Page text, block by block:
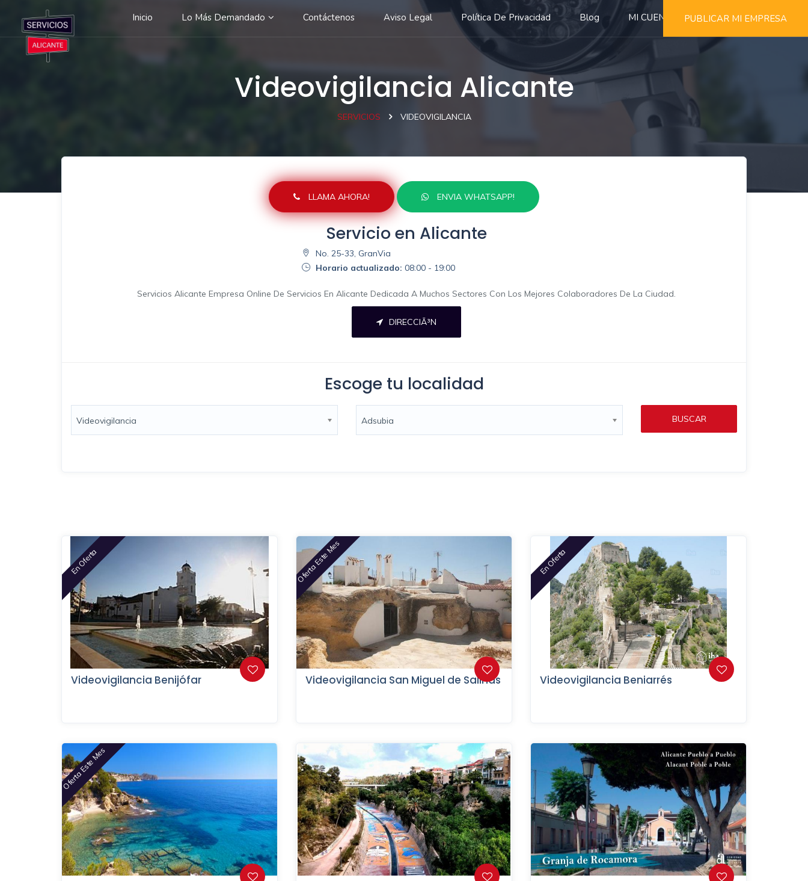
Inicio Lo Más Demandado Contáctenos Aviso Legal Política De Privacidad Blog MI CUENTA PUBLICAR MI EMPRESA
Videovigilancia Alicante
SERVICIOS VIDEOVIGILANCIA
LLAMA AHORA! ENVIA WHATSAPP!
Servicio en Alicante
No. 25-33, GranVia
Horario actualizado: 08:00 - 19:00
Servicios Alicante Empresa Online De Servicios En Alicante Dedicada A Muchos Sectores Con Los Mejores Colaboradores De La Ciudad.
DIRECCIÃ³N
Escoge tu localidad
Videovigilancia Adsubia BUSCAR
En Oferta
Videovigilancia Benijófar
Oferta Este Mes
Videovigilancia San Miguel de Salinas
En Oferta
Videovigilancia Beniarrés
Oferta Este Mes